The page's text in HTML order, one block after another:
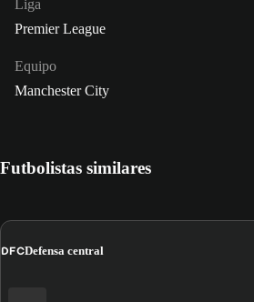
Liga
Premier League
Equipo
Manchester City
Futbolistas similares
DFCDefensa central